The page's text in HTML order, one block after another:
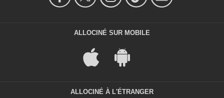
ALLOCINÉ SUR MOBILE
ALLOCINÉ À L'ÉTRANGER